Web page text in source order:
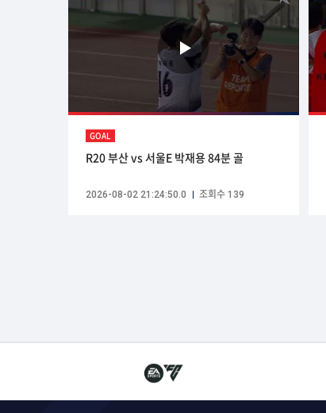
GOAL
R20 부산 vs 서울E 박재용 84분 골
2026-08-02 21:24:50.0 조회수 139